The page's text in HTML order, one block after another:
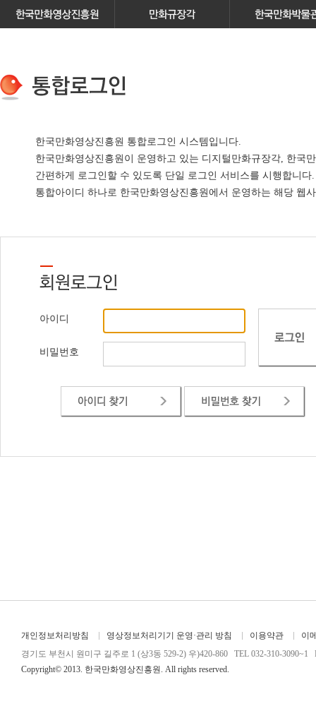
한국만화영상진흥원 통합로그인 시스템입니다.
한국만화영상진흥원이 운영하고 있는 디지털만화규장각, 한국
간편하게 로그인할 수 있도록 단일 로그인 서비스를 시행합니다.
통합아이디 하나로 한국만화영상진흥원에서 운영하는 해당 웹
아이디
비밀번호
개인정보처리방침 영상정보처리기기 운영·관리 방침 이용약관
이
경기도 부천시 원미구 길주로 1 (상3동 529-2) 우)420-860 TEL 032-310-3090~1
Copyright© 2013. 한국만화영상진흥원. All rights reserved.